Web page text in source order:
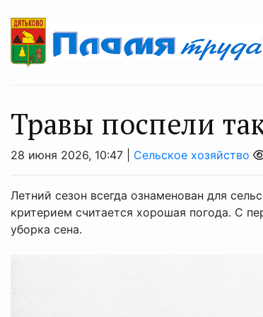
Травы поспели
28 июня 2026, 10:47 | Сельское хозяйство
Летний сезон всегда ознаменован для
критерием считается хорошая погода. С
уборка сена.